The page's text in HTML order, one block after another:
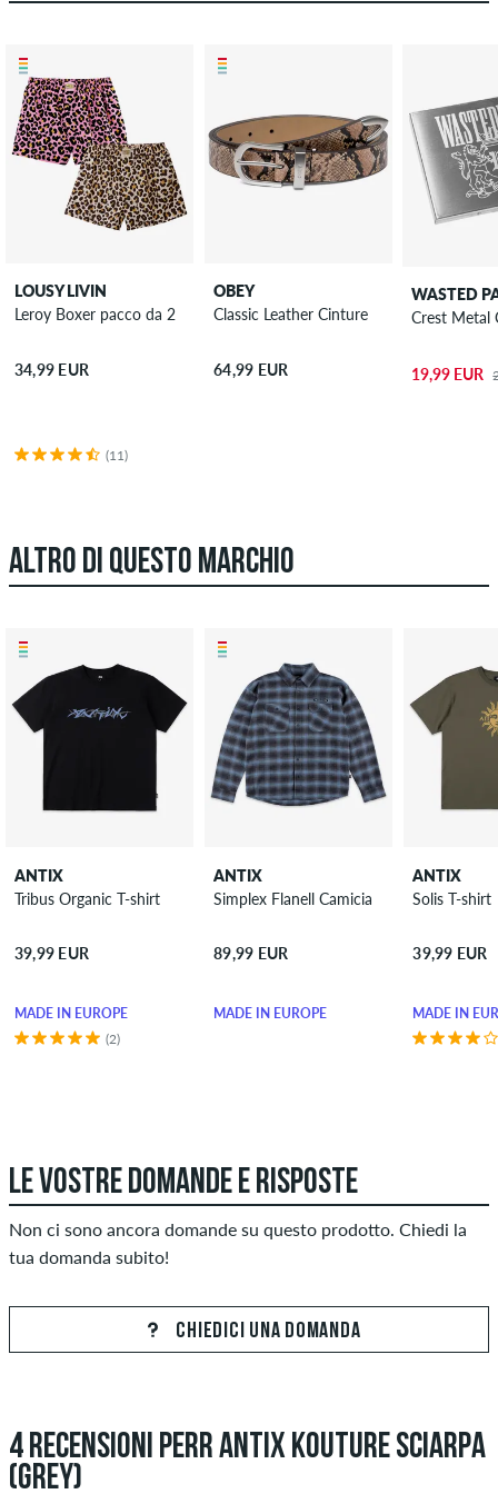
LOUSY LIVIN
Leroy Boxer pacco da 2
34,99 EUR
(11)
OBEY
Classic Leather Cinture
64,99 EUR
WASTED
Crest Metal
19,99 EUR
ALTRO DI QUESTO MARCHIO
ANTIX
Tribus Organic T-shirt
39,99 EUR
MADE IN EUROPE
(2)
ANTIX
Simplex Flanell Camicia
89,99 EUR
MADE IN EUROPE
ANTIX
Solis T-shirt
39,99 EUR
MADE IN
LE VOSTRE DOMANDE E RISPOSTE
Non ci sono ancora domande su questo prodotto. Chiedi la
tua domanda subito!
CHIEDICI UNA DOMANDA
4 RECENSIONI PERR ANTIX KOUTURE SCIARPA
(GREY)